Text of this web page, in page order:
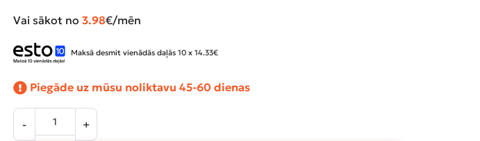
Vai sākot no 3.98€/mēn
Maksā desmit vienādās daļās 10 x 14.33€
Piegāde uz mūsu noliktavu 45-60 dienas